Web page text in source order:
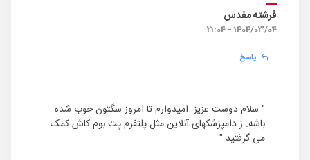
فرشته مقدس
1404/03/04 - 21:04
پاسخ
" سلام دوست عزیز. امیدوارم تا امروز سگتون خوب شده
باشه. ز دامپزشکهای آنلاین مثل پلتفرم پت بوم کاش کمک
می گرفتید "